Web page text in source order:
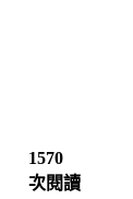
1570
次閱讀